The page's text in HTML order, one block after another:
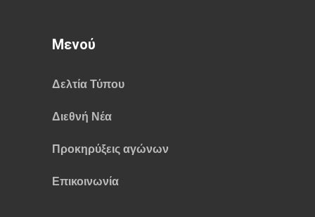
Μενού
Δελτία Τύπου
Διεθνή Νέα
Προκηρύξεις αγώνων
Επικοινωνία